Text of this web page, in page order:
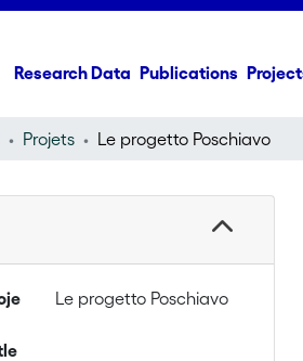
Research Data Publications
Projets Le progetto Poschiavo
Le progetto Poschiavo